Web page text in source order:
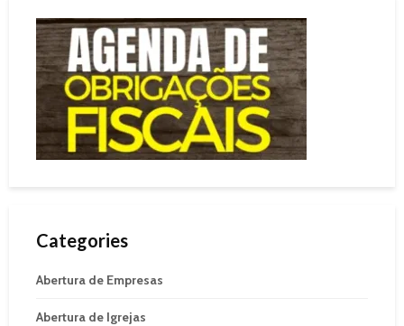
Categories
Abertura de Empresas
Abertura de Igrejas